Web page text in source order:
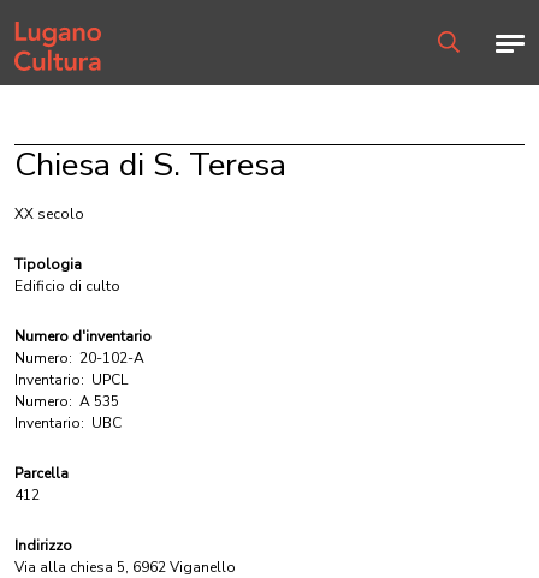
Home page
Chiesa di S. Teresa
XX secolo
Tipologia
Edificio di culto
Numero d'inventario
Numero: 20-102-A
Inventario: UPCL
Numero: A 535
Inventario: UBC
Parcella
412
Indirizzo
Via alla chiesa 5, 6962 Viganello